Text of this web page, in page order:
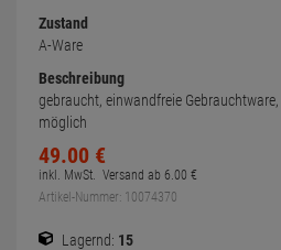
Zustand
A-Ware
Beschreibung
gebraucht, einwandfreie
möglich
49.00 €
inkl. MwSt. Versand ab 6.00 €
Artikel-Nummer: 10074370
Lagernd: 15